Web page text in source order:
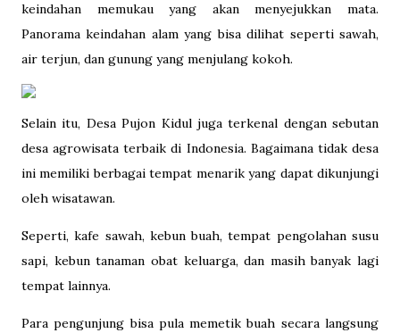
keindahan memukau yang akan menyejukkan mata.
Panorama keindahan alam yang bisa dilihat seperti sawah,
air terjun, dan gunung yang menjulang kokoh.
Selain itu, Desa Pujon Kidul juga terkenal dengan sebutan
desa agrowisata terbaik di Indonesia. Bagaimana tidak desa
ini memiliki berbagai tempat menarik yang dapat dikunjungi
oleh wisatawan.
Seperti, kafe sawah, kebun buah, tempat pengolahan susu
sapi, kebun tanaman obat keluarga, dan masih banyak lagi
tempat lainnya.
Para pengunjung bisa pula memetik buah secara langsung